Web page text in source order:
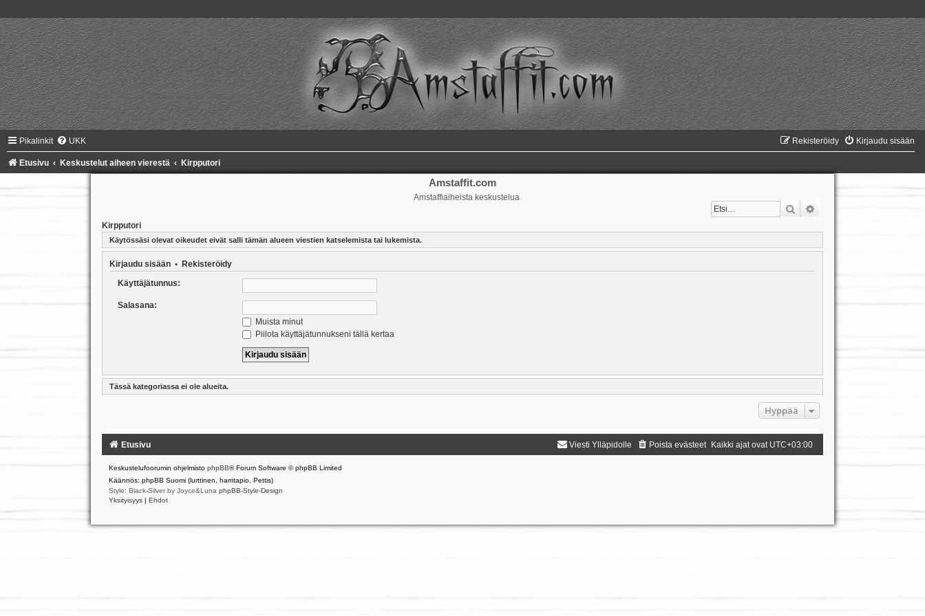
Pikalinkit UKK Kirjaudu sisään
Rekisteröidy
Etusivu Keskustelut aiheen vierestä Kirpputori
Amstaffit.com
Amstaffiaiheista keskustelua
Etsi
Kirpputori
Käytössäsi olevat oikeudet eivät salli tämän alueen viestien katselemista tai lukemista.
Kirjaudu sisään• Rekisteröidy
Käyttäjätunnus:
Salasana:
Muista minut
Piilota käyttäjätunnukseni tällä kertaa
Tässä kategoriassa ei ole alueita.
Hyppää
Etusivu Kaikki ajat ovat UTC+03:00
Poista evästeet
Viesti Ylläpidolle
Keskustelufoorumin ohjelmisto phpBB® Forum Software © phpBB Limited
Käännös: phpBB Suomi (lurttinen, harritapio, Pettis)
Style: Black-Silver by Joyce&Luna phpBB-Style-Design
Yksityisyys | Ehdot